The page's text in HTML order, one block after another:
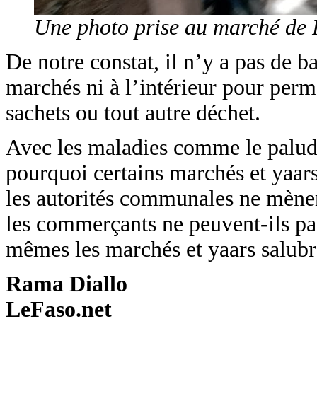
Une photo prise au marché
De notre constat, il n’y a pas de
marchés ni à l’intérieur pour
sachets ou tout autre déchet.
Avec les maladies comme le
pourquoi certains marchés et
les autorités communales ne
les commerçants ne peuvent-ils
mêmes les marchés et yaars
Rama Diallo
LeFaso.net